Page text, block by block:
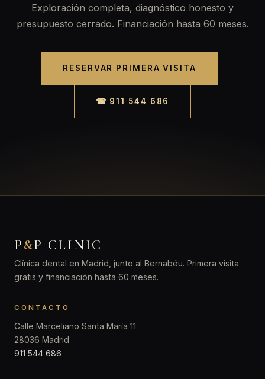
Exploración completa, diagnóstico honesto y
presupuesto cerrado. Financiación hasta 60 meses.
RESERVAR PRIMERA VISITA
☎ 911 544 686
P&P CLINIC
Clínica dental en Madrid, junto al Bernabéu. Primera visita
gratis y financiación hasta 60 meses.
CONTACTO
Calle Marceliano Santa María 11
28036 Madrid
911 544 686